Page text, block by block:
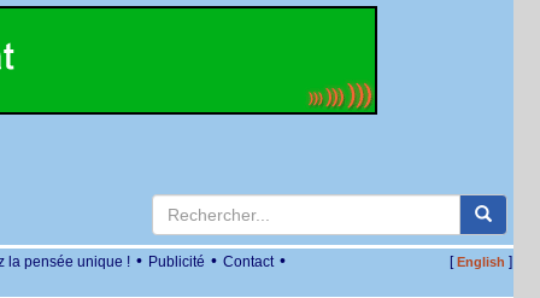
la pensée unique ! • Publicité • Contact • [English ]